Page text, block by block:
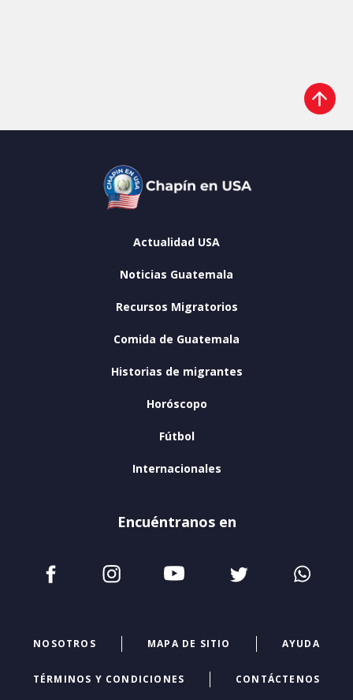
Actualidad USA
Noticias Guatemala
Recursos Migratorios
Comida de Guatemala
Historias de migrantes
Horóscopo
Fútbol
Internacionales
Encuéntranos en
NOSOTROS MAPA DE SITIO AYUDA
TÉRMINOS Y CONDICIONES CONTÁCTENOS